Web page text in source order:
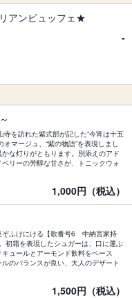
アンビュッフェ★
-
を訪れた紫式部が記した“今宵は十五
マージュ、“紫の物語”を表現しまし
な灯りがともります。別添えのアド
リーの芳醇な甘さが、トニックウォ
1,000円（税込）
ふけにける【歌番号6 中納言家持
霜を表現したシュガーは、口に運ぶ
ュールとアーモンド飲料をベース
のバランスが良い、大人のデザート
1,500円（税込）